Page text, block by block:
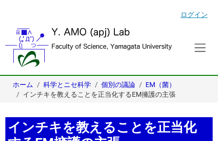
ログイン
ホーム 科学とニセ科学 個別の議論
EM（菌）
インチキを教えることを正当化するEM擁護の主張
インチキを教えることを正当化